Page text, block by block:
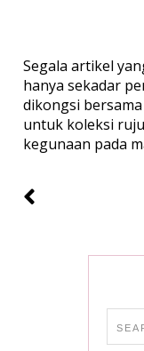
Segala artikel
hanya sekadar
dikongsi
untuk koleksi
kegunaan pada